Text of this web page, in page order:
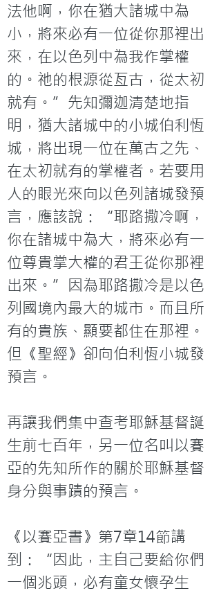
法他啊，你在猶大諸城中為
小，將來必有一位從你那裡出
來，在以色列中為我作掌權
的。祂的根源從亙古，從太初
就有。”先知彌迦清楚地指
明，猶大諸城中的小城伯利恆
城，將出現一位在萬古之先、
在太初就有的掌權者。若要用
人的眼光來向以色列諸城發預
言，應該說：“耶路撒冷啊，
你在諸城中為大，將來必有一
位尊貴掌大權的君王從你那裡
出來。”因為耶路撒冷是以色
列國境內最大的城市。而且所
有的貴族、顯要都住在那裡。
但《聖經》卻向伯利恆小城發
預言。
再讓我們集中查考耶穌基督誕
生前七百年，另一位名叫以賽
亞的先知所作的關於耶穌基督
身分與事蹟的預言。
《以賽亞書》第7章14節講
到：“因此，主自己要給你們
一個兆頭，必有童女懷孕生